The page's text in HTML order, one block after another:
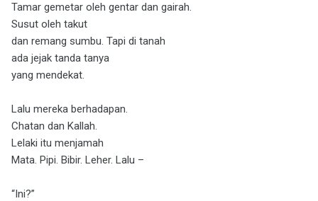
Tamar gemetar oleh gentar dan gairah.
Susut oleh takut
dan remang sumbu. Tapi di tanah
ada jejak tanda tanya
yang mendekat.
Lalu mereka berhadapan.
Chatan dan Kallah.
Lelaki itu menjamah
Mata. Pipi. Bibir. Leher. Lalu –
“Ini?”